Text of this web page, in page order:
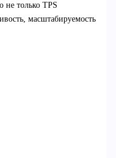
не только TPS
масштабируемость